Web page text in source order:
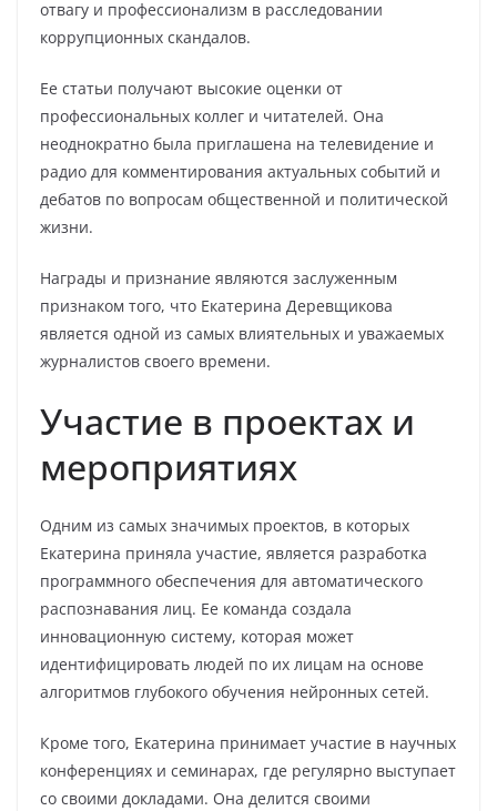
отвагу и профессионализм в расследовании
коррупционных скандалов.
Ее статьи получают высокие оценки от
профессиональных коллег и читателей. Она
неоднократно была приглашена на телевидение и
радио для комментирования актуальных событий и
дебатов по вопросам общественной и политической
жизни.
Награды и признание являются заслуженным
признаком того, что Екатерина Деревщикова
является одной из самых влиятельных и уважаемых
журналистов своего времени.
Участие в проектах и
мероприятиях
Одним из самых значимых проектов, в которых
Екатерина приняла участие, является разработка
программного обеспечения для автоматического
распознавания лиц. Ее команда создала
инновационную систему, которая может
идентифицировать людей по их лицам на основе
алгоритмов глубокого обучения нейронных сетей.
Кроме того, Екатерина принимает участие в научных
конференциях и семинарах, где регулярно выступает
со своими докладами. Она делится своими